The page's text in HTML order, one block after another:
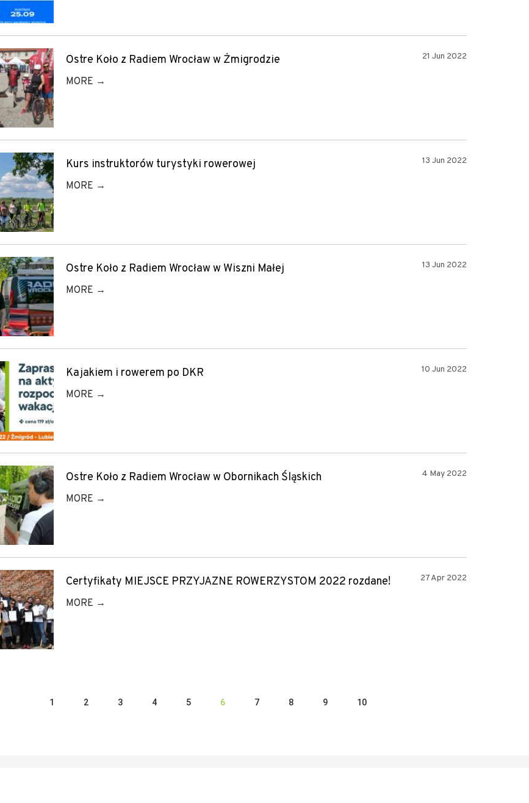
21 Jun 2022
Ostre Koło z Radiem Wrocław w Żmigrodzie
MORE →
13 Jun 2022
Kurs instruktorów turystyki rowerowej
MORE →
13 Jun 2022
Ostre Koło z Radiem Wrocław w Wiszni Małej
MORE →
10 Jun 2022
Kajakiem i rowerem po DKR
MORE →
4 May 2022
Ostre Koło z Radiem Wrocław w Obornikach Śląskich
MORE →
27 Apr 2022
Certyfikaty MIEJSCE PRZYJAZNE ROWERZYSTOM 2022 rozdane!
MORE →
1 2 3 4 5 6 7 8 9 10